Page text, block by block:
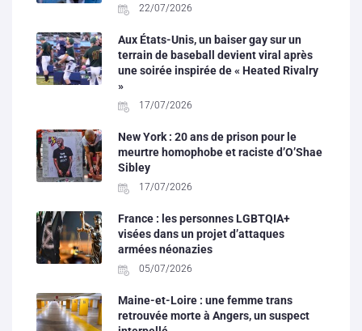
22/07/2026
Aux États-Unis, un baiser gay sur un
terrain de baseball devient viral après
une soirée inspirée de « Heated Rivalry
»
17/07/2026
New York : 20 ans de prison pour le
meurtre homophobe et raciste d’O’Shae
Sibley
17/07/2026
France : les personnes LGBTQIA+
visées dans un projet d’attaques
armées néonazies
05/07/2026
Maine-et-Loire : une femme trans
retrouvée morte à Angers, un suspect